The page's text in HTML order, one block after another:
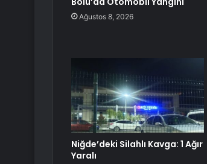
Ağustos 8, 2026
Niğde’deki Silahlı Kavga: 1 Ağır
Yaralı